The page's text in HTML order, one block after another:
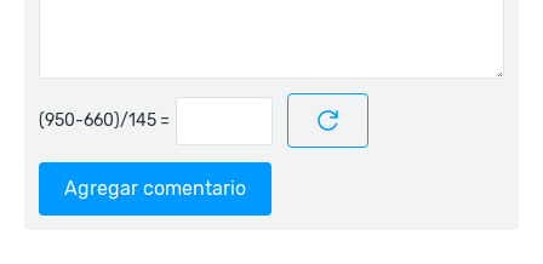
=
Agregar comentario